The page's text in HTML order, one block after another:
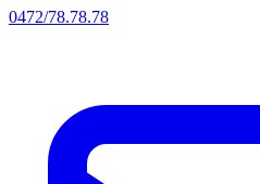
0472/78.78.78